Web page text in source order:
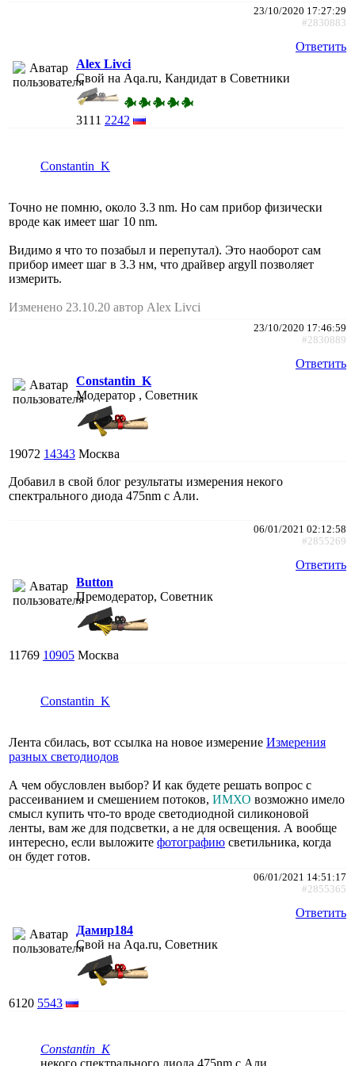
23/10/2020 17:27:29
#2830883
Ответить
Alex Livci
Свой на Aqa.ru, Кандидат в Советники
3111 2242
Constantin_K
Точно не помню, около 3.3 nm. Но сам прибор физически
вроде как имеет шаг 10 nm.
Видимо я что то позабыл и перепутал). Это наоборот сам
прибор имеет шаг в 3.3 нм, что драйвер argyll позволяет
измерить.
Изменено 23.10.20 автор Alex Livci
23/10/2020 17:46:59
#2830889
Ответить
Constantin_K
Модератор , Советник
19072 14343 Москва
Добавил в свой блог результаты измерения некого
спектрального диода 475nm с Али.
06/01/2021 02:12:58
#2855269
Ответить
Button
Премодератор, Советник
11769 10905 Москва
Constantin_K
Лента сбилась, вот ссылка на новое измерение Измерения
разных светодиодов
А чем обусловлен выбор? И как будете решать вопрос с
рассеиванием и смешением потоков, ИМХО возможно имело
смысл купить что-то вроде светодиодной силиконовой
ленты, вам же для подсветки, а не для освещения. А вообще
интересно, если выложите фотографию светильника, когда
он будет готов.
06/01/2021 14:51:17
#2855365
Ответить
Дамир184
Свой на Aqa.ru, Советник
6120 5543
Constantin_K
некого спектрального диода 475nm с Али.